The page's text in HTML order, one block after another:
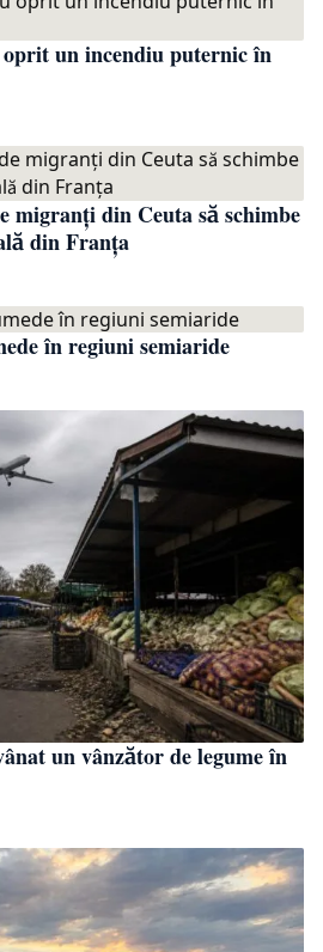
un incendiu puternic în
migranți din Ceuta să schimbe
din Franța
în regiuni semiaride
un vânzător de legume în